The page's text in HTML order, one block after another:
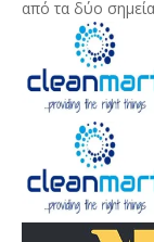
από τα δύο